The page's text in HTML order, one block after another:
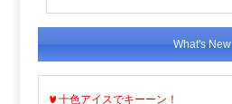
What's New
十色アイスでキーーン！